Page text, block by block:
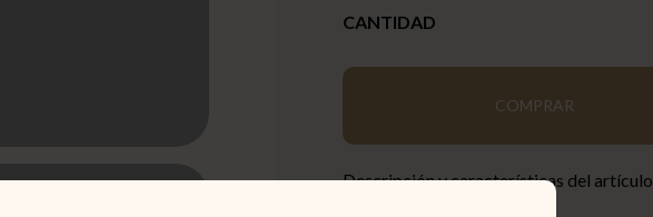
CANTIDAD
COMPRAR
Descripción y características del artículo